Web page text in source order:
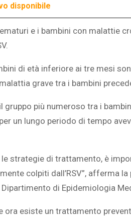
disponibile
e i bambini con malattie
di età inferiore ai tre mesi
grave tra i bambini
gruppo più numeroso tra i
un lungo periodo di tempo
le strategie di trattamento, è
colpiti dall’RSV”, afferma
di Epidemiologia
ora esiste un trattamento
L’ATTIVITÀ